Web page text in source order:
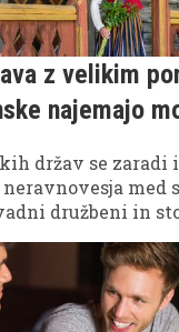
z velikim
najemajo
držav se zaradi
med
družbeni in
moških in žensk
oblika
opravila.